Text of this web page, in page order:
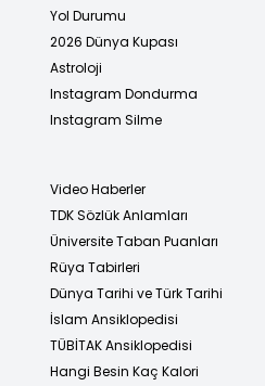
Yol Durumu
2026 Dünya Kupası
Astroloji
Instagram Dondurma
Instagram Silme
Video Haberler
TDK Sözlük Anlamları
Üniversite Taban Puanları
Rüya Tabirleri
Dünya Tarihi ve Türk Tarihi
İslam Ansiklopedisi
TÜBİTAK Ansiklopedisi
Hangi Besin Kaç Kalori